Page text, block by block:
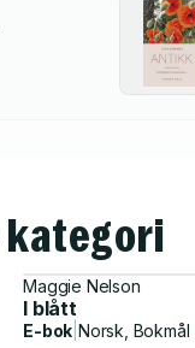
Maggie Nelson
I blått
E-bok Norsk, Bokmål